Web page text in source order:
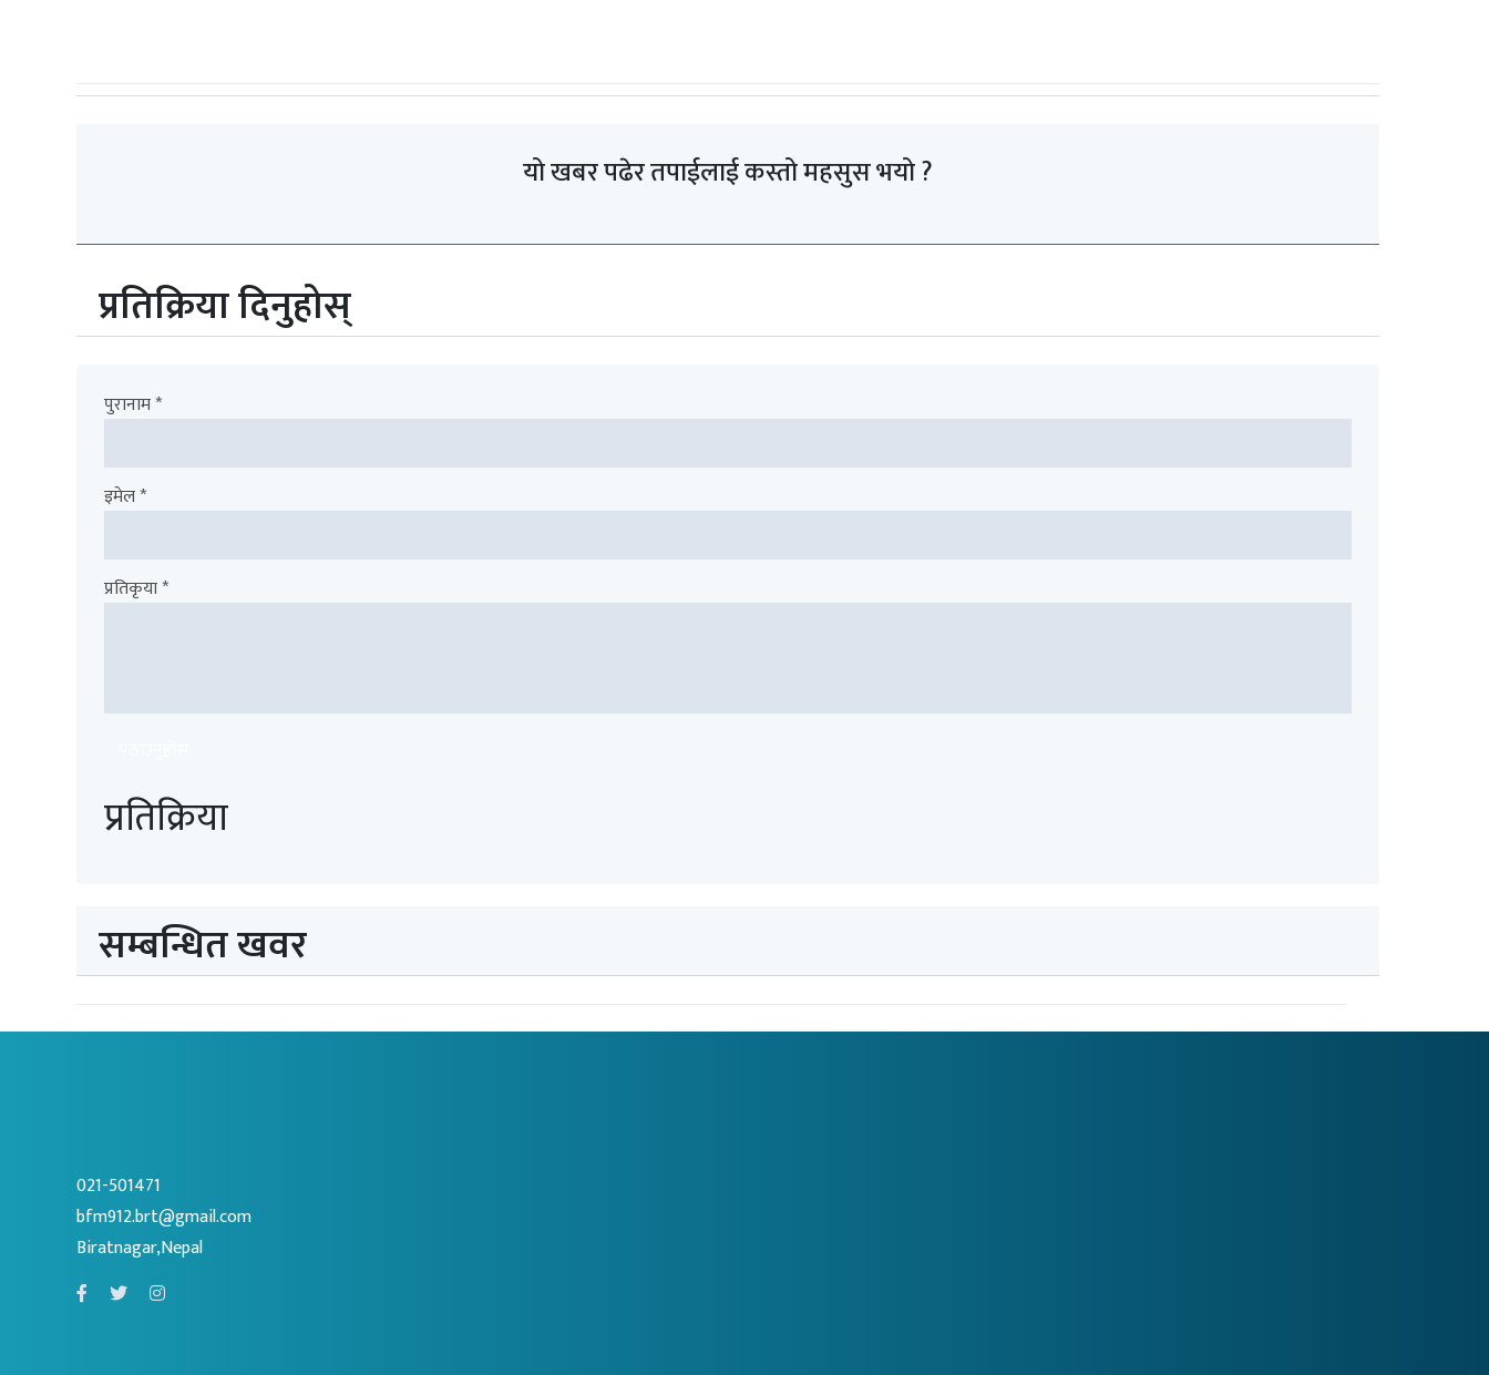
यो खबर पढेर तपाईलाई कस्तो महसुस भयो ?
प्रतिक्रिया दिनुहोस्
पुरानाम *
इमेल *
प्रतिकृया *
प्रतिक्रिया
सम्बन्धित खवर
021-501471
bfm912.brt@gmail.com
Biratnagar,Nepal